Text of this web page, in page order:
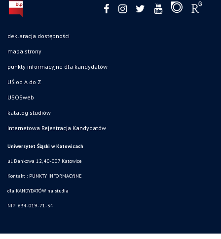
deklaracja dostępności
mapa strony
punkty informacyjne dla kandydatów
UŚ od A do Z
USOSweb
katalog studiów
Internetowa Rejestracja Kandydatów
Uniwersytet Śląski w Katowicach
ul. Bankowa 12, 40-007 Katowice
Kontakt : PUNKTY INFORMACYJNE
dla KANDYDATÓW na studia
NIP: 634-019-71-34